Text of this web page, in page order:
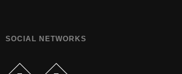
SOCIAL NETWORKS